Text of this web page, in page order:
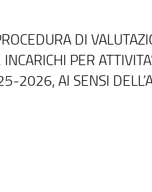
DI
PER
2026, AI SENSI